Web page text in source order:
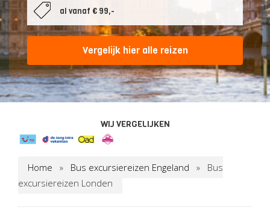
al vanaf € 99,-
Vergelijk hier alle reizen
WIJ VERGELIJKEN
Home » Bus excursiereizen Engeland »
Bus
excursiereizen Londen